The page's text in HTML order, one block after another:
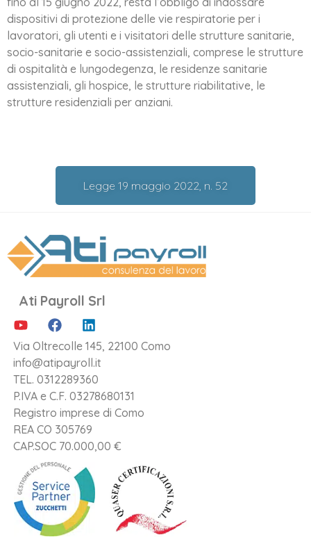
dispositivi di protezione delle vie respiratorie per i
lavoratori, gli utenti e i visitatori delle strutture sanitarie,
socio-sanitarie e socio-assistenziali, comprese le strutture
di ospitalità e lungodegenza, le residenze sanitarie
assistenziali, gli hospice, le strutture riabilitative, le
strutture residenziali per anziani.
Legge 19 maggio 2022, n. 52
Ati Payroll Srl
Via Oltrecolle 145, 22100 Como
info@atipayroll.it
TEL. 0312289360
P.IVA e C.F. 03278680131
Registro imprese di Como
REA CO 305769
CAP.SOC 70.000,00 €